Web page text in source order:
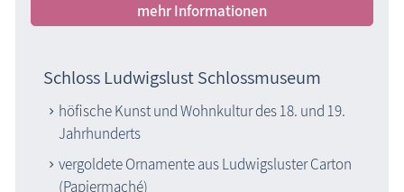
mehr Informationen
Schloss Ludwigslust Schlossmuseum
höfische Kunst und Wohnkultur des 18. und 19.
Jahrhunderts
vergoldete Ornamente aus Ludwigsluster Carton
(Papiermaché)